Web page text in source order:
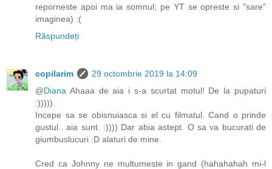
reporneste apoi ma ia somnul; pe YT se opreste si "sare"
imaginea) :(
Răspundeți
copilarim
29 octombrie 2019 la 14:09
@Diana Ahaaa de aia i s-a scurtat motul! De la pupaturi
:))))).
Incepe sa se obisnuiasca si el cu filmatul. Cand o prinde
gustul.. aia sunt. :)))) Dar abia astept. O sa va bucurati de
giumbuslucuri :D alaturi de mine.
Cred ca Johnny ne multumeste in gand (hahahahah mi-l